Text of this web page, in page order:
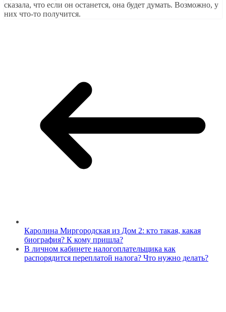
сказала, что если он останется, она будет думать. Возможно, у
них что-то получится.
Каролина Миргородская из Дом 2: кто такая, какая
биография? К кому пришла?
В личном кабинете налогоплательщика как
распорядится переплатой налога? Что нужно делать?